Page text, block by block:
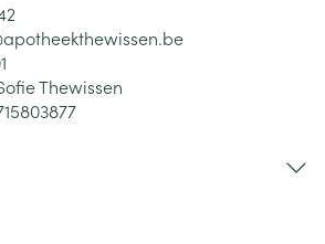
apotheekthewissen.be
Thewissen